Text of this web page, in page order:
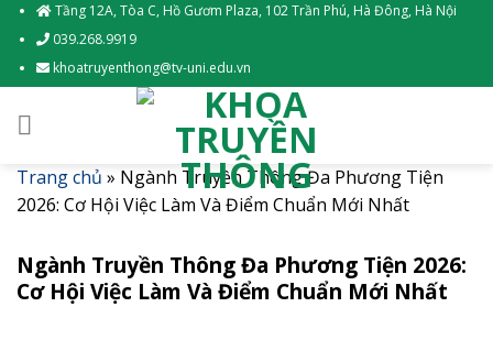
Skip
content
Tầng 12A, Tòa C, Hồ Gươm Plaza, 102 Trần Phú, Hà Đông, Hà Nội
039.268.9919
khoatruyenthong@tv-uni.edu.vn
Trang chủ » Ngành Truyền Thông Đa Phương Tiện
2026: Cơ Hội Việc Làm Và Điểm Chuẩn Mới Nhất
Ngành Truyền Thông Đa Phương Tiện 2026:
Cơ Hội Việc Làm Và Điểm Chuẩn Mới Nhất